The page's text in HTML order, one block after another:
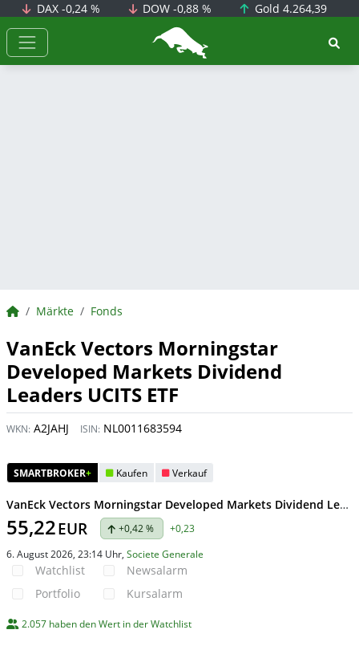
DAX -0,24 % DOW-0,88 % Gold 4.264,39
BörsenNEWS.de
BörsenNEWS.de
Märkte Fonds
VanEck Vectors Morningstar
Developed Markets Dividend
Leaders UCITS ETF
WKN: A2JAHJ ISIN: NL0011683594
SMARTBROKER+ Kaufen Verkauf
VanEck Vectors Morningstar Developed Markets Dividend Leaders UCITS ETF • Kurs heute
55,22EUR +0,42 %
+0,23
6. August 2026, 23:14 Uhr, Societe Generale
Watchlist
Portfolio
Newsalarm
Kursalarm
2.057 haben den Wert in der Watchlist